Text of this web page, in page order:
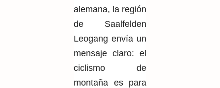
alemana, la región
de Saalfelden
Leogang envía un
mensaje claro: el
ciclismo de
montaña es para